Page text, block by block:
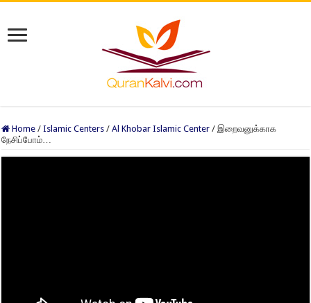
Home / Islamic Centers / Al Khobar Islamic Center / இறைவனுக்காக
நேசிப்போம்…